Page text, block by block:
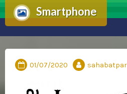
Smartphone
01/07/2020